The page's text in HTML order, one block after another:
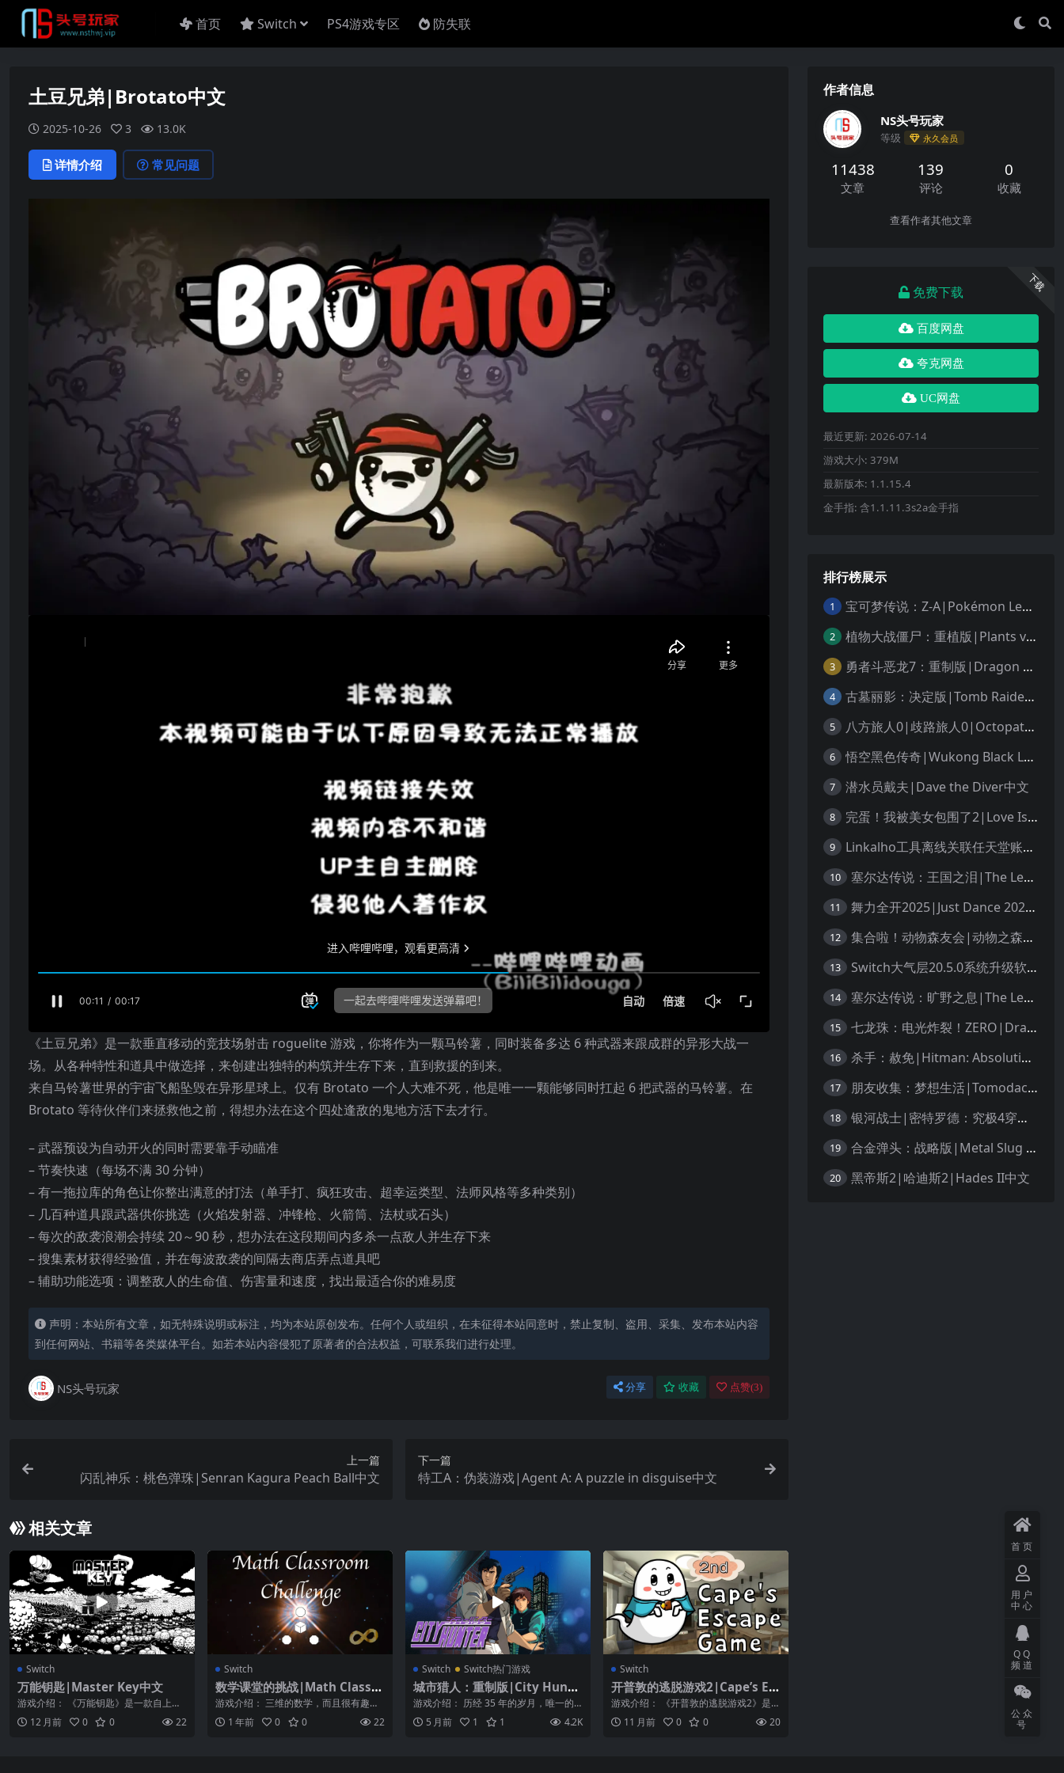
首页 Switch PS4游戏专区 防失联
土豆兄弟|Brotato中文
2025-10-26 3 13.0K
详情介绍 常见问题
《土豆兄弟》是一款垂直移动的竞技场射击 roguelite 游戏，你将作为一颗马铃薯，同时装备多达 6 种武器来跟成群的异形大战一
场。从各种特性和道具中做选择，来创建出独特的构筑并生存下来，直到救援的到来。
来自马铃薯世界的宇宙飞船坠毁在异形星球上。仅有 Brotato 一个人大难不死，他是唯一一颗能够同时扛起 6 把武器的马铃薯。在
Brotato 等待伙伴们来拯救他之前，得想办法在这个四处逢敌的鬼地方活下去才行。
– 武器预设为自动开火的同时需要靠手动瞄准
– 节奏快速（每场不满 30 分钟）
– 有一拖拉库的角色让你整出满意的打法（单手打、疯狂攻击、超幸运类型、法师风格等多种类别）
– 几百种道具跟武器供你挑选（火焰发射器、冲锋枪、火箭筒、法杖或石头）
– 每次的敌袭浪潮会持续 20～90 秒，想办法在这段期间内多杀一点敌人并生存下来
– 搜集素材获得经验值，并在每波敌袭的间隔去商店弄点道具吧
– 辅助功能选项：调整敌人的生命值、伤害量和速度，找出最适合你的难易度
声明：本站所有文章，如无特殊说明或标注，均为本站原创发布。任何个人或组织，在未征得本站同意时，禁止复制、盗用、采集、发布本站内容
到任何网站、书籍等各类媒体平台。如若本站内容侵犯了原著者的合法权益，可联系我们进行处理。
NS头号玩家 分享 收藏 点赞(3)
上一篇
闪乱神乐：桃色弹珠|Senran Kagura Peach Ball中文
下一篇
特工A：伪装游戏|Agent A: A puzzle in disguise中文
相关文章
Switch
万能钥匙|Master Key中文
游戏介绍： 《万能钥匙》是一款自上而
下的冒险游戏，重点关注基于物品的探
索和秘密。...
12 月前 0 0 22
Switch
数学课堂的挑战|Math Classro
om Challenge
游戏介绍： 三维的数学，而且很有趣。
这就是“数学教室挑战”的意义所在。设计
一个安...
1 年前 0 0 22
Switch Switch热门游戏
城市猎人：重制版|City Hunte
r中文
游戏介绍： 历经 35 年的岁月，唯一的
官方游戏，将在现代复苏！ 1990 年 ...
5 月前 1 1 4.2K
Switch
开普敦的逃脱游戏2|Cape’s Es
cape Game 2nd room
游戏介绍： 《开普敦的逃脱游戏2》是一
款解谜探索类游戏，主角终于节省了足
够的钱来...
11 月前 0 0 20
作者信息
NS头号玩家
等级 永久会员
11438
文章
139
评论
0
收藏
查看作者其他文章
下载
免费下载
百度网盘
夸克网盘
UC网盘
最近更新: 2026-07-14
游戏大小: 379M
最新版本: 1.1.15.4
金手指: 含1.1.11.3s2a金手指
排行榜展示
1 宝可梦传说：Z-A|Pokémon Legends: Z-A中文
2 植物大战僵尸：重植版|Plants vs. Zombies: Replanted中文
3 勇者斗恶龙7：重制版|Dragon Quest VII Reimagined中文
4 古墓丽影：决定版|Tomb Raider: Definitive Edition中文
5 八方旅人0|歧路旅人0|Octopath Traveler 0中文
6 悟空黑色传奇|Wukong Black Legend
7 潜水员戴夫|Dave the Diver中文
8 完蛋！我被美女包围了2|Love Is All Around 2中文
9 Linkalho工具离线关联任天堂账户教程
10 塞尔达传说：王国之泪|The Legend of Zelda: Tears of the Kingdom中文
11 舞力全开2025|Just Dance 2025中文
12 集合啦！动物森友会|动物之森|Animal Crossing: New Horizons中文
13 Switch大气层20.5.0系统升级软硬破通用教程
14 塞尔达传说：旷野之息|The Legend of Zelda: Breath of the Wild中文
15 七龙珠：电光炸裂！ZERO|Dragon Ball: Sparking! Zero中文
16 杀手：赦免|Hitman: Absolution汉化
17 朋友收集：梦想生活|Tomodachi Life: Living the Dream中文
18 银河战士|密特罗德：究极4穿越未知|Metroid Prime 4: Beyond中文
19 合金弹头：战略版|Metal Slug Tactics中文
20 黑帝斯2|哈迪斯2|Hades II中文
首页
用户
中心
QQ
频道
公众
号